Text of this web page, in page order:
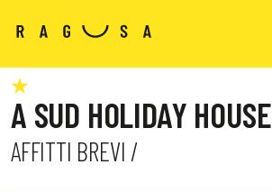
A SUD HOLIDAY HOUSE
AFFITTI BREVI /